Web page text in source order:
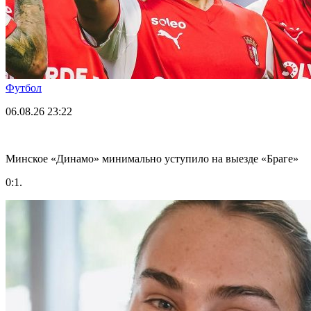
Футбол
06.08.26 23:22
Минское «Динамо» минимально уступило на выезде «Браге»
0:1.